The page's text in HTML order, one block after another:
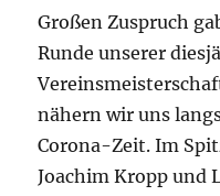
Großen Zuspruch
Runde unserer
nähern wir uns
Corona-Zeit. Im
Joachim Kropp und